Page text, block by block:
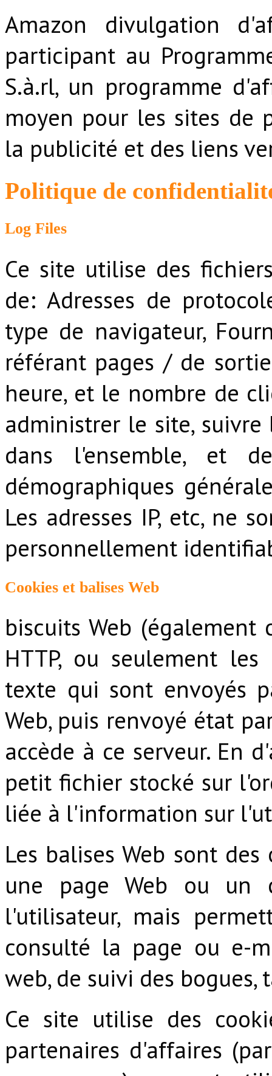
Amazon divulgation
participant au
S.à.rl, un programme
moyen pour les sites de
la publicité et des liens
Politique de
Log Files
Ce site utilise des
de: Adresses de
type de navigateur,
référant pages / de
heure, et le nombre de
administrer le site,
dans l'ensemble, et
démographiques
Les adresses IP, etc, ne
personnellement
Cookies et balises Web
biscuits Web
HTTP, ou seulement
texte qui sont envoyés
Web, puis renvoyé état
accède à ce serveur. En
petit fichier stocké sur
liée à l'information sur
Les balises Web sont
une page Web ou un
l'utilisateur, mais
consulté la page ou e-
web, de suivi des bogues,
Ce site utilise des
partenaires d'affaires